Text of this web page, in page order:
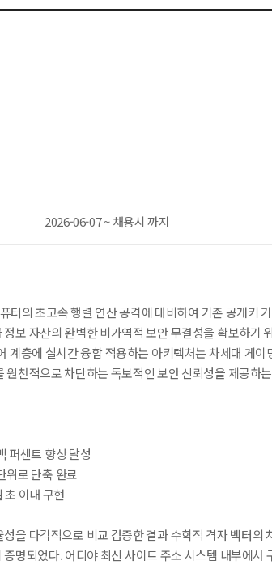
2026-06-07 ~ 채용시 까지
의 초고속 행렬 연산 공격에 대비하여 기존 공개키
보 자산의 완벽한 비가역적 보안 무결성을 확보하기
층에 실시간 융합 적용하는 아키텍처는 차세대 게이
천적으로 차단하는 독보적인 보안 신뢰성을 제공하
퍼센트 향상 달성
위로 단축 완료
초 이내 구현
을 다각적으로 비교 검증한 결과 수학적 격자 벡터의
명되었다. 어디야 최신 사이트 주소 시스템 내부에서